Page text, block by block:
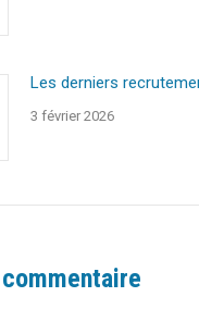
Les derniers
3 février 2026